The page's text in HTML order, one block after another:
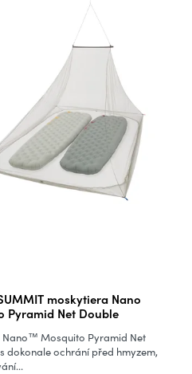
moskytiera Nano
Pyramid Net Double
Mosquito Pyramid Net
dokonale ochrání před hmyzem,